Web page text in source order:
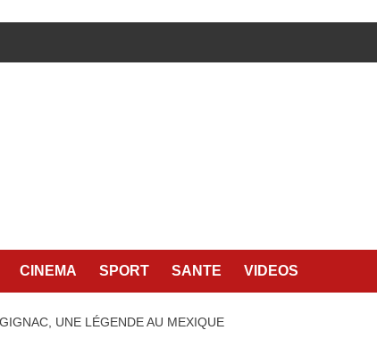
CINEMA SPORT SANTE VIDEOS
UNE LÉGENDE AU MEXIQUE